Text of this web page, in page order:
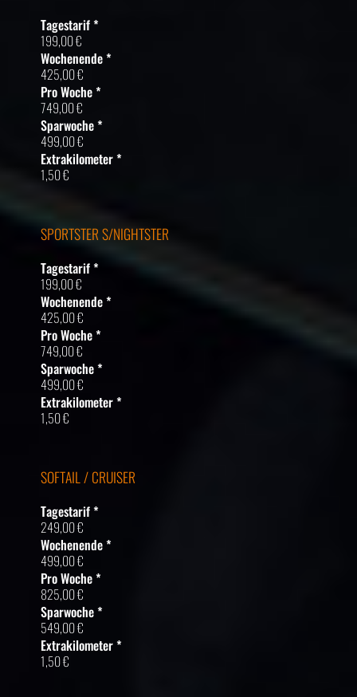
Tagestarif *
199,00 €
Wochenende *
425,00 €
Pro Woche *
749,00 €
Sparwoche *
499,00 €
Extrakilometer *
1,50 €
SPORTSTER S/NIGHTSTER
Tagestarif *
199,00 €
Wochenende *
425,00 €
Pro Woche *
749,00 €
Sparwoche *
499,00 €
Extrakilometer *
1,50 €
SOFTAIL / CRUISER
Tagestarif *
249,00 €
Wochenende *
499,00 €
Pro Woche *
825,00 €
Sparwoche *
549,00 €
Extrakilometer *
1,50 €